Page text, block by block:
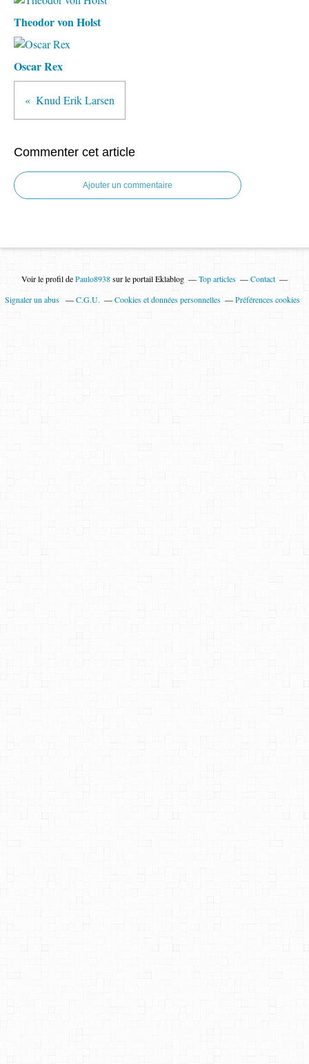
Theodor von Holst
Oscar Rex
Knud Erik Larsen
Commenter cet article
Ajouter un commentaire
Voir le profil dePaulo8938sur le portail Eklablog Top articles
Contact
Signaler un abus
C.G.U. Cookies et données personnelles Préférences cookies